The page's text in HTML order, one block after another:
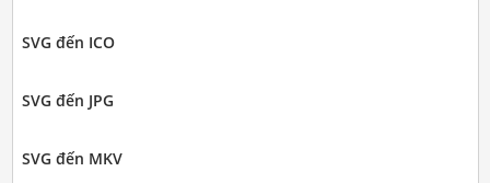
SVG đến ICO
SVG đến JPG
SVG đến MKV